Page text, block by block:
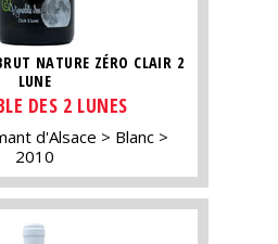
NATURE ZÉRO CLAIR 2
LUNE
DES 2 LUNES
d'Alsace
Blanc
2010